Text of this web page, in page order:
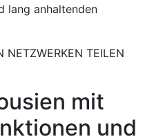
lang anhaltenden
NETZWERKEN TEILEN
mit
und